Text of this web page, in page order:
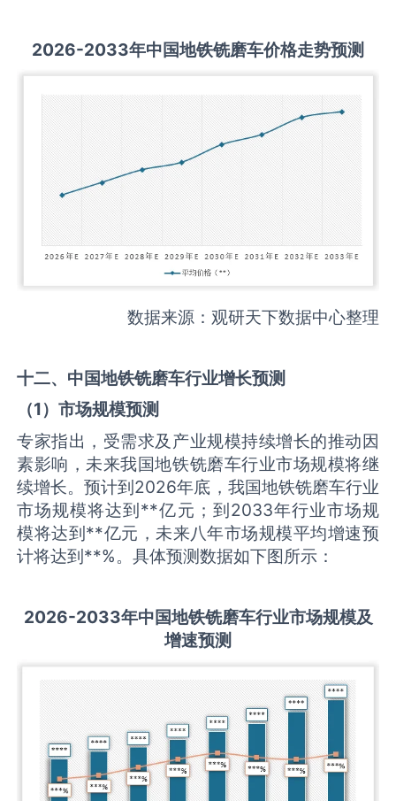
2026-2033年中国地铁铣磨车价格走势预测
数据来源：观研天下数据中心整理
十二、中国地铁铣磨车行业增长预测
（1）市场规模预测
专家指出，受需求及产业规模持续增长的推动因
素影响，未来我国地铁铣磨车行业市场规模将继
续增长。预计到2026年底，我国地铁铣磨车行业
市场规模将达到**亿元；到2033年行业市场规
模将达到**亿元，未来八年市场规模平均增速预
计将达到**%。具体预测数据如下图所示：
2026-2033年中国地铁铣磨车行业市场规模及
增速预测